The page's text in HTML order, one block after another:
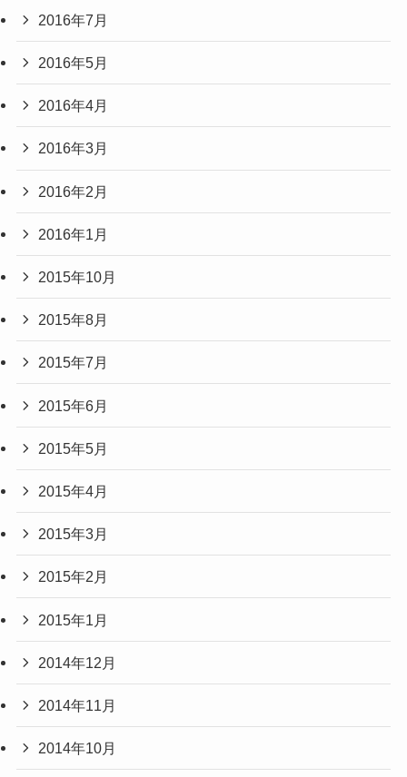
2016年7月
2016年5月
2016年4月
2016年3月
2016年2月
2016年1月
2015年10月
2015年8月
2015年7月
2015年6月
2015年5月
2015年4月
2015年3月
2015年2月
2015年1月
2014年12月
2014年11月
2014年10月